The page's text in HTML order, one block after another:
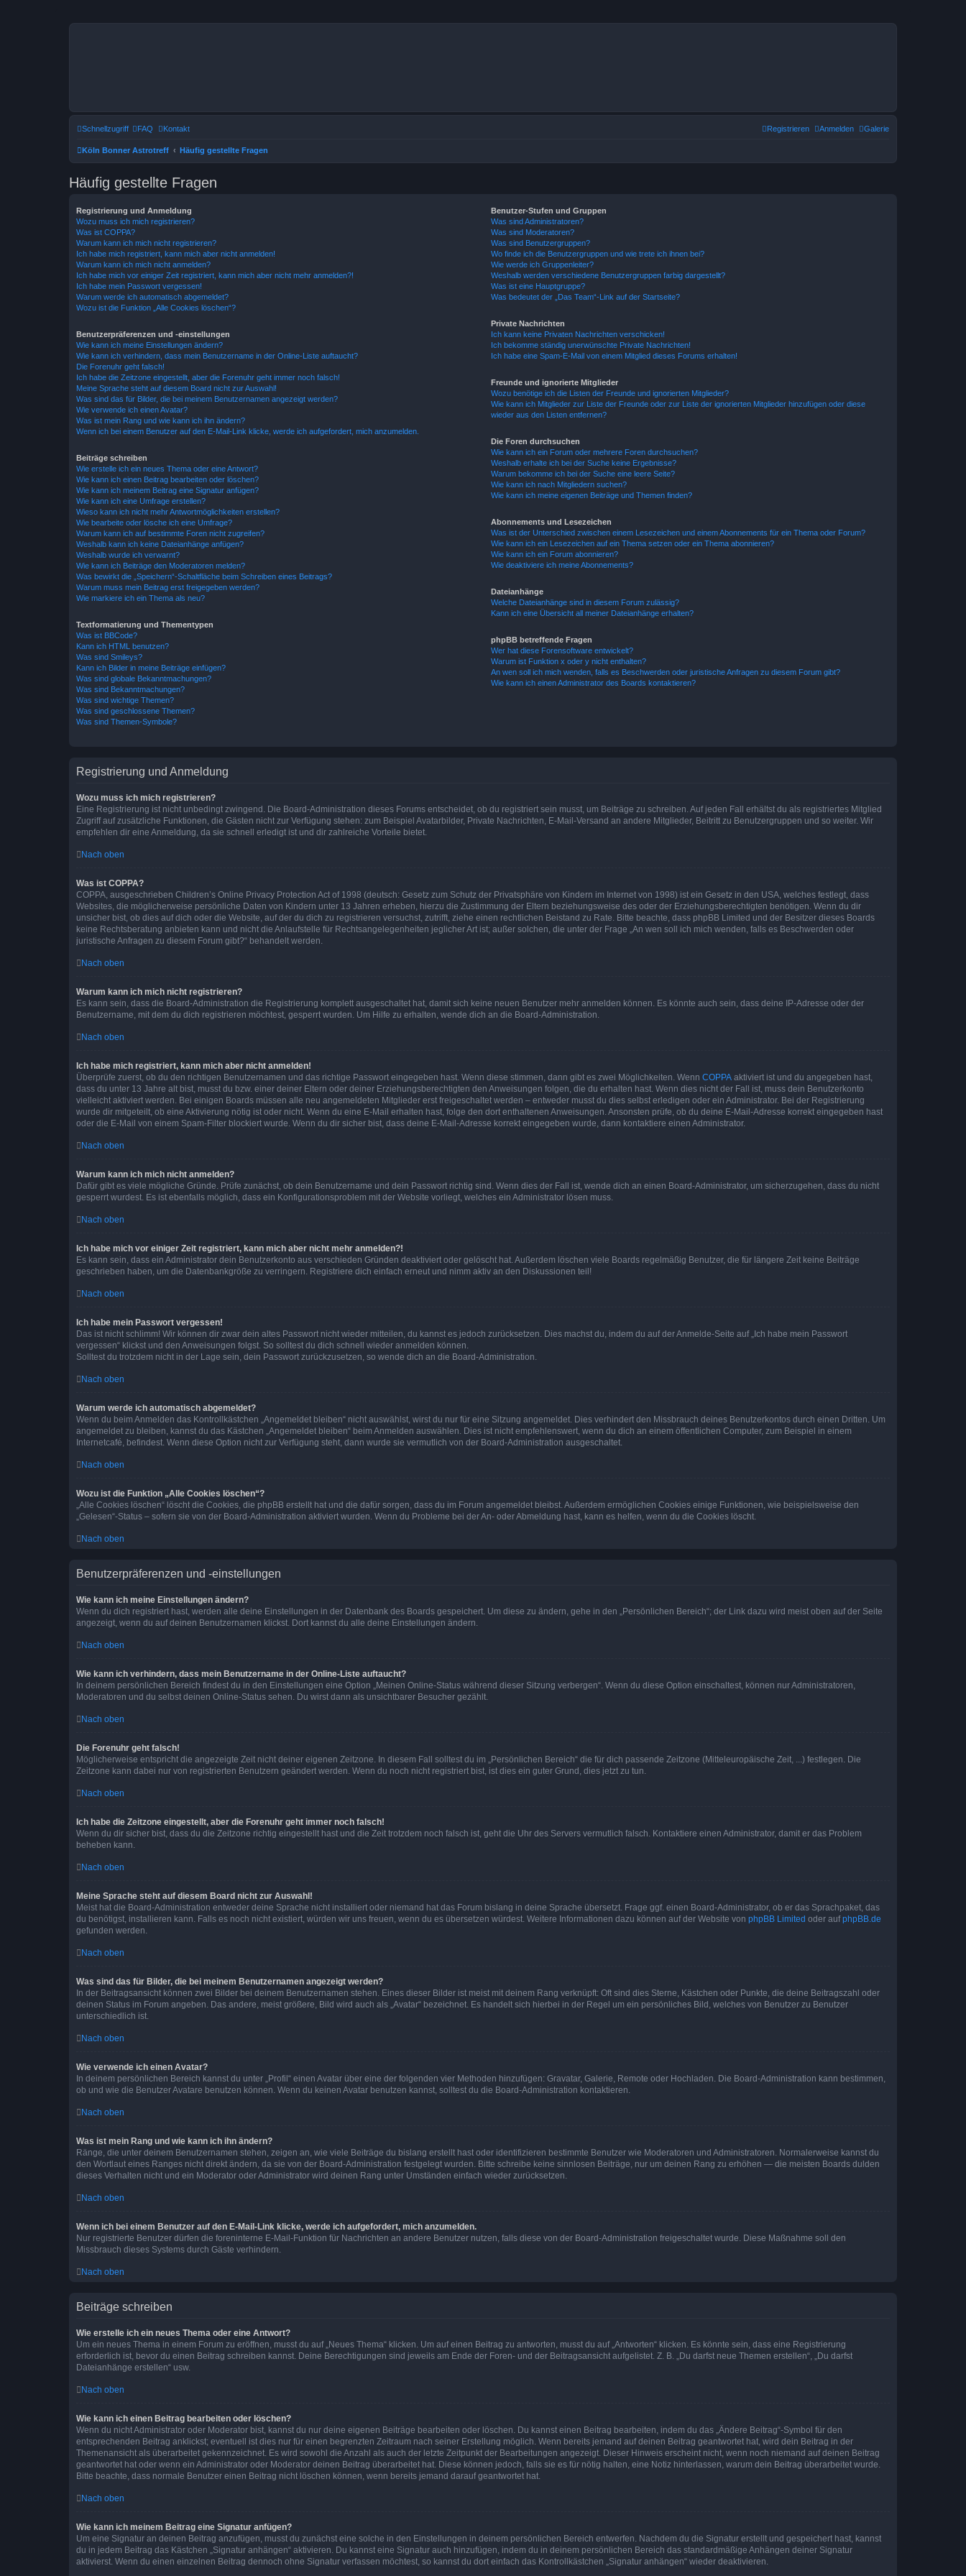
Schnellzugriff Galerie
FAQ Kontakt Anmelden
Registrieren
Köln Bonner Astrotreff Häufig gestellte Fragen
Häufig gestellte Fragen
Registrierung und Anmeldung
Wozu muss ich mich registrieren?
Was ist COPPA?
Warum kann ich mich nicht registrieren?
Ich habe mich registriert, kann mich aber nicht anmelden!
Warum kann ich mich nicht anmelden?
Ich habe mich vor einiger Zeit registriert, kann mich aber nicht mehr anmelden?!
Ich habe mein Passwort vergessen!
Warum werde ich automatisch abgemeldet?
Wozu ist die Funktion „Alle Cookies löschen“?
Benutzerpräferenzen und -einstellungen
Wie kann ich meine Einstellungen ändern?
Wie kann ich verhindern, dass mein Benutzername in der Online-Liste auftaucht?
Die Forenuhr geht falsch!
Ich habe die Zeitzone eingestellt, aber die Forenuhr geht immer noch falsch!
Meine Sprache steht auf diesem Board nicht zur Auswahl!
Was sind das für Bilder, die bei meinem Benutzernamen angezeigt werden?
Wie verwende ich einen Avatar?
Was ist mein Rang und wie kann ich ihn ändern?
Wenn ich bei einem Benutzer auf den E-Mail-Link klicke, werde ich aufgefordert, mich anzumelden.
Beiträge schreiben
Wie erstelle ich ein neues Thema oder eine Antwort?
Wie kann ich einen Beitrag bearbeiten oder löschen?
Wie kann ich meinem Beitrag eine Signatur anfügen?
Wie kann ich eine Umfrage erstellen?
Wieso kann ich nicht mehr Antwortmöglichkeiten erstellen?
Wie bearbeite oder lösche ich eine Umfrage?
Warum kann ich auf bestimmte Foren nicht zugreifen?
Weshalb kann ich keine Dateianhänge anfügen?
Weshalb wurde ich verwarnt?
Wie kann ich Beiträge den Moderatoren melden?
Was bewirkt die „Speichern“-Schaltfläche beim Schreiben eines Beitrags?
Warum muss mein Beitrag erst freigegeben werden?
Wie markiere ich ein Thema als neu?
Textformatierung und Thementypen
Was ist BBCode?
Kann ich HTML benutzen?
Was sind Smileys?
Kann ich Bilder in meine Beiträge einfügen?
Was sind globale Bekanntmachungen?
Was sind Bekanntmachungen?
Was sind wichtige Themen?
Was sind geschlossene Themen?
Was sind Themen-Symbole?
Benutzer-Stufen und Gruppen
Was sind Administratoren?
Was sind Moderatoren?
Was sind Benutzergruppen?
Wo finde ich die Benutzergruppen und wie trete ich ihnen bei?
Wie werde ich Gruppenleiter?
Weshalb werden verschiedene Benutzergruppen farbig dargestellt?
Was ist eine Hauptgruppe?
Was bedeutet der „Das Team“-Link auf der Startseite?
Private Nachrichten
Ich kann keine Privaten Nachrichten verschicken!
Ich bekomme ständig unerwünschte Private Nachrichten!
Ich habe eine Spam-E-Mail von einem Mitglied dieses Forums erhalten!
Freunde und ignorierte Mitglieder
Wozu benötige ich die Listen der Freunde und ignorierten Mitglieder?
Wie kann ich Mitglieder zur Liste der Freunde oder zur Liste der ignorierten Mitglieder hinzufügen oder diese
wieder aus den Listen entfernen?
Die Foren durchsuchen
Wie kann ich ein Forum oder mehrere Foren durchsuchen?
Weshalb erhalte ich bei der Suche keine Ergebnisse?
Warum bekomme ich bei der Suche eine leere Seite?
Wie kann ich nach Mitgliedern suchen?
Wie kann ich meine eigenen Beiträge und Themen finden?
Abonnements und Lesezeichen
Was ist der Unterschied zwischen einem Lesezeichen und einem Abonnements für ein Thema oder Forum?
Wie kann ich ein Lesezeichen auf ein Thema setzen oder ein Thema abonnieren?
Wie kann ich ein Forum abonnieren?
Wie deaktiviere ich meine Abonnements?
Dateianhänge
Welche Dateianhänge sind in diesem Forum zulässig?
Kann ich eine Übersicht all meiner Dateianhänge erhalten?
phpBB betreffende Fragen
Wer hat diese Forensoftware entwickelt?
Warum ist Funktion x oder y nicht enthalten?
An wen soll ich mich wenden, falls es Beschwerden oder juristische Anfragen zu diesem Forum gibt?
Wie kann ich einen Administrator des Boards kontaktieren?
Registrierung und Anmeldung
Wozu muss ich mich registrieren?
Eine Registrierung ist nicht unbedingt zwingend. Die Board-Administration dieses Forums entscheidet, ob du registriert sein musst, um Beiträge zu schreiben. Auf jeden Fall erhältst du als registriertes Mitglied
Zugriff auf zusätzliche Funktionen, die Gästen nicht zur Verfügung stehen: zum Beispiel Avatarbilder, Private Nachrichten, E-Mail-Versand an andere Mitglieder, Beitritt zu Benutzergruppen und so weiter. Wir
empfehlen dir eine Anmeldung, da sie schnell erledigt ist und dir zahlreiche Vorteile bietet.
Nach oben
Was ist COPPA?
COPPA, ausgeschrieben Children’s Online Privacy Protection Act of 1998 (deutsch: Gesetz zum Schutz der Privatsphäre von Kindern im Internet von 1998) ist ein Gesetz in den USA, welches festlegt, dass
Websites, die möglicherweise persönliche Daten von Kindern unter 13 Jahren erheben, hierzu die Zustimmung der Eltern beziehungsweise des oder der Erziehungsberechtigten benötigen. Wenn du dir
unsicher bist, ob dies auf dich oder die Website, auf der du dich zu registrieren versuchst, zutrifft, ziehe einen rechtlichen Beistand zu Rate. Bitte beachte, dass phpBB Limited und der Besitzer dieses Boards
keine Rechtsberatung anbieten kann und nicht die Anlaufstelle für Rechtsangelegenheiten jeglicher Art ist; außer solchen, die unter der Frage „An wen soll ich mich wenden, falls es Beschwerden oder
juristische Anfragen zu diesem Forum gibt?“ behandelt werden.
Nach oben
Warum kann ich mich nicht registrieren?
Es kann sein, dass die Board-Administration die Registrierung komplett ausgeschaltet hat, damit sich keine neuen Benutzer mehr anmelden können. Es könnte auch sein, dass deine IP-Adresse oder der
Benutzername, mit dem du dich registrieren möchtest, gesperrt wurden. Um Hilfe zu erhalten, wende dich an die Board-Administration.
Nach oben
Ich habe mich registriert, kann mich aber nicht anmelden!
Überprüfe zuerst, ob du den richtigen Benutzernamen und das richtige Passwort eingegeben hast. Wenn diese stimmen, dann gibt es zwei Möglichkeiten. Wenn COPPA aktiviert ist und du angegeben hast,
dass du unter 13 Jahre alt bist, musst du bzw. einer deiner Eltern oder deiner Erziehungsberechtigten den Anweisungen folgen, die du erhalten hast. Wenn dies nicht der Fall ist, muss dein Benutzerkonto
vielleicht aktiviert werden. Bei einigen Boards müssen alle neu angemeldeten Mitglieder erst freigeschaltet werden – entweder musst du dies selbst erledigen oder ein Administrator. Bei der Registrierung
wurde dir mitgeteilt, ob eine Aktivierung nötig ist oder nicht. Wenn du eine E-Mail erhalten hast, folge den dort enthaltenen Anweisungen. Ansonsten prüfe, ob du deine E-Mail-Adresse korrekt eingegeben hast
oder die E-Mail von einem Spam-Filter blockiert wurde. Wenn du dir sicher bist, dass deine E-Mail-Adresse korrekt eingegeben wurde, dann kontaktiere einen Administrator.
Nach oben
Warum kann ich mich nicht anmelden?
Dafür gibt es viele mögliche Gründe. Prüfe zunächst, ob dein Benutzername und dein Passwort richtig sind. Wenn dies der Fall ist, wende dich an einen Board-Administrator, um sicherzugehen, dass du nicht
gesperrt wurdest. Es ist ebenfalls möglich, dass ein Konfigurationsproblem mit der Website vorliegt, welches ein Administrator lösen muss.
Nach oben
Ich habe mich vor einiger Zeit registriert, kann mich aber nicht mehr anmelden?!
Es kann sein, dass ein Administrator dein Benutzerkonto aus verschieden Gründen deaktiviert oder gelöscht hat. Außerdem löschen viele Boards regelmäßig Benutzer, die für längere Zeit keine Beiträge
geschrieben haben, um die Datenbankgröße zu verringern. Registriere dich einfach erneut und nimm aktiv an den Diskussionen teil!
Nach oben
Ich habe mein Passwort vergessen!
Das ist nicht schlimm! Wir können dir zwar dein altes Passwort nicht wieder mitteilen, du kannst es jedoch zurücksetzen. Dies machst du, indem du auf der Anmelde-Seite auf „Ich habe mein Passwort
vergessen“ klickst und den Anweisungen folgst. So solltest du dich schnell wieder anmelden können.
Solltest du trotzdem nicht in der Lage sein, dein Passwort zurückzusetzen, so wende dich an die Board-Administration.
Nach oben
Warum werde ich automatisch abgemeldet?
Wenn du beim Anmelden das Kontrollkästchen „Angemeldet bleiben“ nicht auswählst, wirst du nur für eine Sitzung angemeldet. Dies verhindert den Missbrauch deines Benutzerkontos durch einen Dritten. Um
angemeldet zu bleiben, kannst du das Kästchen „Angemeldet bleiben“ beim Anmelden auswählen. Dies ist nicht empfehlenswert, wenn du dich an einem öffentlichen Computer, zum Beispiel in einem
Internetcafé, befindest. Wenn diese Option nicht zur Verfügung steht, dann wurde sie vermutlich von der Board-Administration ausgeschaltet.
Nach oben
Wozu ist die Funktion „Alle Cookies löschen“?
„Alle Cookies löschen“ löscht die Cookies, die phpBB erstellt hat und die dafür sorgen, dass du im Forum angemeldet bleibst. Außerdem ermöglichen Cookies einige Funktionen, wie beispielsweise den
„Gelesen“-Status – sofern sie von der Board-Administration aktiviert wurden. Wenn du Probleme bei der An- oder Abmeldung hast, kann es helfen, wenn du die Cookies löscht.
Nach oben
Benutzerpräferenzen und -einstellungen
Wie kann ich meine Einstellungen ändern?
Wenn du dich registriert hast, werden alle deine Einstellungen in der Datenbank des Boards gespeichert. Um diese zu ändern, gehe in den „Persönlichen Bereich“; der Link dazu wird meist oben auf der Seite
angezeigt, wenn du auf deinen Benutzernamen klickst. Dort kannst du alle deine Einstellungen ändern.
Nach oben
Wie kann ich verhindern, dass mein Benutzername in der Online-Liste auftaucht?
In deinem persönlichen Bereich findest du in den Einstellungen eine Option „Meinen Online-Status während dieser Sitzung verbergen“. Wenn du diese Option einschaltest, können nur Administratoren,
Moderatoren und du selbst deinen Online-Status sehen. Du wirst dann als unsichtbarer Besucher gezählt.
Nach oben
Die Forenuhr geht falsch!
Möglicherweise entspricht die angezeigte Zeit nicht deiner eigenen Zeitzone. In diesem Fall solltest du im „Persönlichen Bereich“ die für dich passende Zeitzone (Mitteleuropäische Zeit, ...) festlegen. Die
Zeitzone kann dabei nur von registrierten Benutzern geändert werden. Wenn du noch nicht registriert bist, ist dies ein guter Grund, dies jetzt zu tun.
Nach oben
Ich habe die Zeitzone eingestellt, aber die Forenuhr geht immer noch falsch!
Wenn du dir sicher bist, dass du die Zeitzone richtig eingestellt hast und die Zeit trotzdem noch falsch ist, geht die Uhr des Servers vermutlich falsch. Kontaktiere einen Administrator, damit er das Problem
beheben kann.
Nach oben
Meine Sprache steht auf diesem Board nicht zur Auswahl!
Meist hat die Board-Administration entweder deine Sprache nicht installiert oder niemand hat das Forum bislang in deine Sprache übersetzt. Frage ggf. einen Board-Administrator, ob er das Sprachpaket, das
du benötigst, installieren kann. Falls es noch nicht existiert, würden wir uns freuen, wenn du es übersetzen würdest. Weitere Informationen dazu können auf der Website von phpBB Limited oder aufphpBB.de
gefunden werden.
Nach oben
Was sind das für Bilder, die bei meinem Benutzernamen angezeigt werden?
In der Beitragsansicht können zwei Bilder bei deinem Benutzernamen stehen. Eines dieser Bilder ist meist mit deinem Rang verknüpft: Oft sind dies Sterne, Kästchen oder Punkte, die deine Beitragszahl oder
deinen Status im Forum angeben. Das andere, meist größere, Bild wird auch als „Avatar“ bezeichnet. Es handelt sich hierbei in der Regel um ein persönliches Bild, welches von Benutzer zu Benutzer
unterschiedlich ist.
Nach oben
Wie verwende ich einen Avatar?
In deinem persönlichen Bereich kannst du unter „Profil“ einen Avatar über eine der folgenden vier Methoden hinzufügen: Gravatar, Galerie, Remote oder Hochladen. Die Board-Administration kann bestimmen,
ob und wie die Benutzer Avatare benutzen können. Wenn du keinen Avatar benutzen kannst, solltest du die Board-Administration kontaktieren.
Nach oben
Was ist mein Rang und wie kann ich ihn ändern?
Ränge, die unter deinem Benutzernamen stehen, zeigen an, wie viele Beiträge du bislang erstellt hast oder identifizieren bestimmte Benutzer wie Moderatoren und Administratoren. Normalerweise kannst du
den Wortlaut eines Ranges nicht direkt ändern, da sie von der Board-Administration festgelegt wurden. Bitte schreibe keine sinnlosen Beiträge, nur um deinen Rang zu erhöhen — die meisten Boards dulden
dieses Verhalten nicht und ein Moderator oder Administrator wird deinen Rang unter Umständen einfach wieder zurücksetzen.
Nach oben
Wenn ich bei einem Benutzer auf den E-Mail-Link klicke, werde ich aufgefordert, mich anzumelden.
Nur registrierte Benutzer dürfen die foreninterne E-Mail-Funktion für Nachrichten an andere Benutzer nutzen, falls diese von der Board-Administration freigeschaltet wurde. Diese Maßnahme soll den
Missbrauch dieses Systems durch Gäste verhindern.
Nach oben
Beiträge schreiben
Wie erstelle ich ein neues Thema oder eine Antwort?
Um ein neues Thema in einem Forum zu eröffnen, musst du auf „Neues Thema“ klicken. Um auf einen Beitrag zu antworten, musst du auf „Antworten“ klicken. Es könnte sein, dass eine Registrierung
erforderlich ist, bevor du einen Beitrag schreiben kannst. Deine Berechtigungen sind jeweils am Ende der Foren- und der Beitragsansicht aufgelistet. Z. B. „Du darfst neue Themen erstellen“, „Du darfst
Dateianhänge erstellen“ usw.
Nach oben
Wie kann ich einen Beitrag bearbeiten oder löschen?
Wenn du nicht Administrator oder Moderator bist, kannst du nur deine eigenen Beiträge bearbeiten oder löschen. Du kannst einen Beitrag bearbeiten, indem du das „Ändere Beitrag“-Symbol für den
entsprechenden Beitrag anklickst; eventuell ist dies nur für einen begrenzten Zeitraum nach seiner Erstellung möglich. Wenn bereits jemand auf deinen Beitrag geantwortet hat, wird dein Beitrag in der
Themenansicht als überarbeitet gekennzeichnet. Es wird sowohl die Anzahl als auch der letzte Zeitpunkt der Bearbeitungen angezeigt. Dieser Hinweis erscheint nicht, wenn noch niemand auf deinen Beitrag
geantwortet hat oder wenn ein Administrator oder Moderator deinen Beitrag überarbeitet hat. Diese können jedoch, falls sie es für nötig halten, eine Notiz hinterlassen, warum dein Beitrag überarbeitet wurde.
Bitte beachte, dass normale Benutzer einen Beitrag nicht löschen können, wenn bereits jemand darauf geantwortet hat.
Nach oben
Wie kann ich meinem Beitrag eine Signatur anfügen?
Um eine Signatur an deinen Beitrag anzufügen, musst du zunächst eine solche in den Einstellungen in deinem persönlichen Bereich entwerfen. Nachdem du die Signatur erstellt und gespeichert hast, kannst
du in jedem Beitrag das Kästchen „Signatur anhängen“ aktivieren. Du kannst eine Signatur auch hinzufügen, indem du in deinem persönlichen Bereich das standardmäßige Anhängen deiner Signatur
aktivierst. Wenn du einen einzelnen Beitrag dennoch ohne Signatur verfassen möchtest, so kannst du dort einfach das Kontrollkästchen „Signatur anhängen“ wieder deaktivieren.